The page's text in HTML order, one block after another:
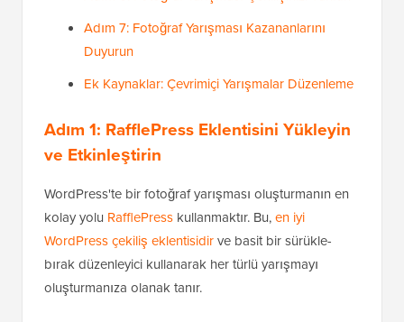
Adım 7: Fotoğraf Yarışması Kazananlarını
Duyurun
Ek Kaynaklar: Çevrimiçi Yarışmalar Düzenleme
Adım 1: RafflePress Eklentisini Yükleyin
ve Etkinleştirin
WordPress'te bir fotoğraf yarışması oluşturmanın en
kolay yolu RafflePress kullanmaktır. Bu,en iyi
WordPress çekiliş eklentisidirve basit bir sürükle-
bırak düzenleyici kullanarak her türlü yarışmayı
oluşturmanıza olanak tanır.